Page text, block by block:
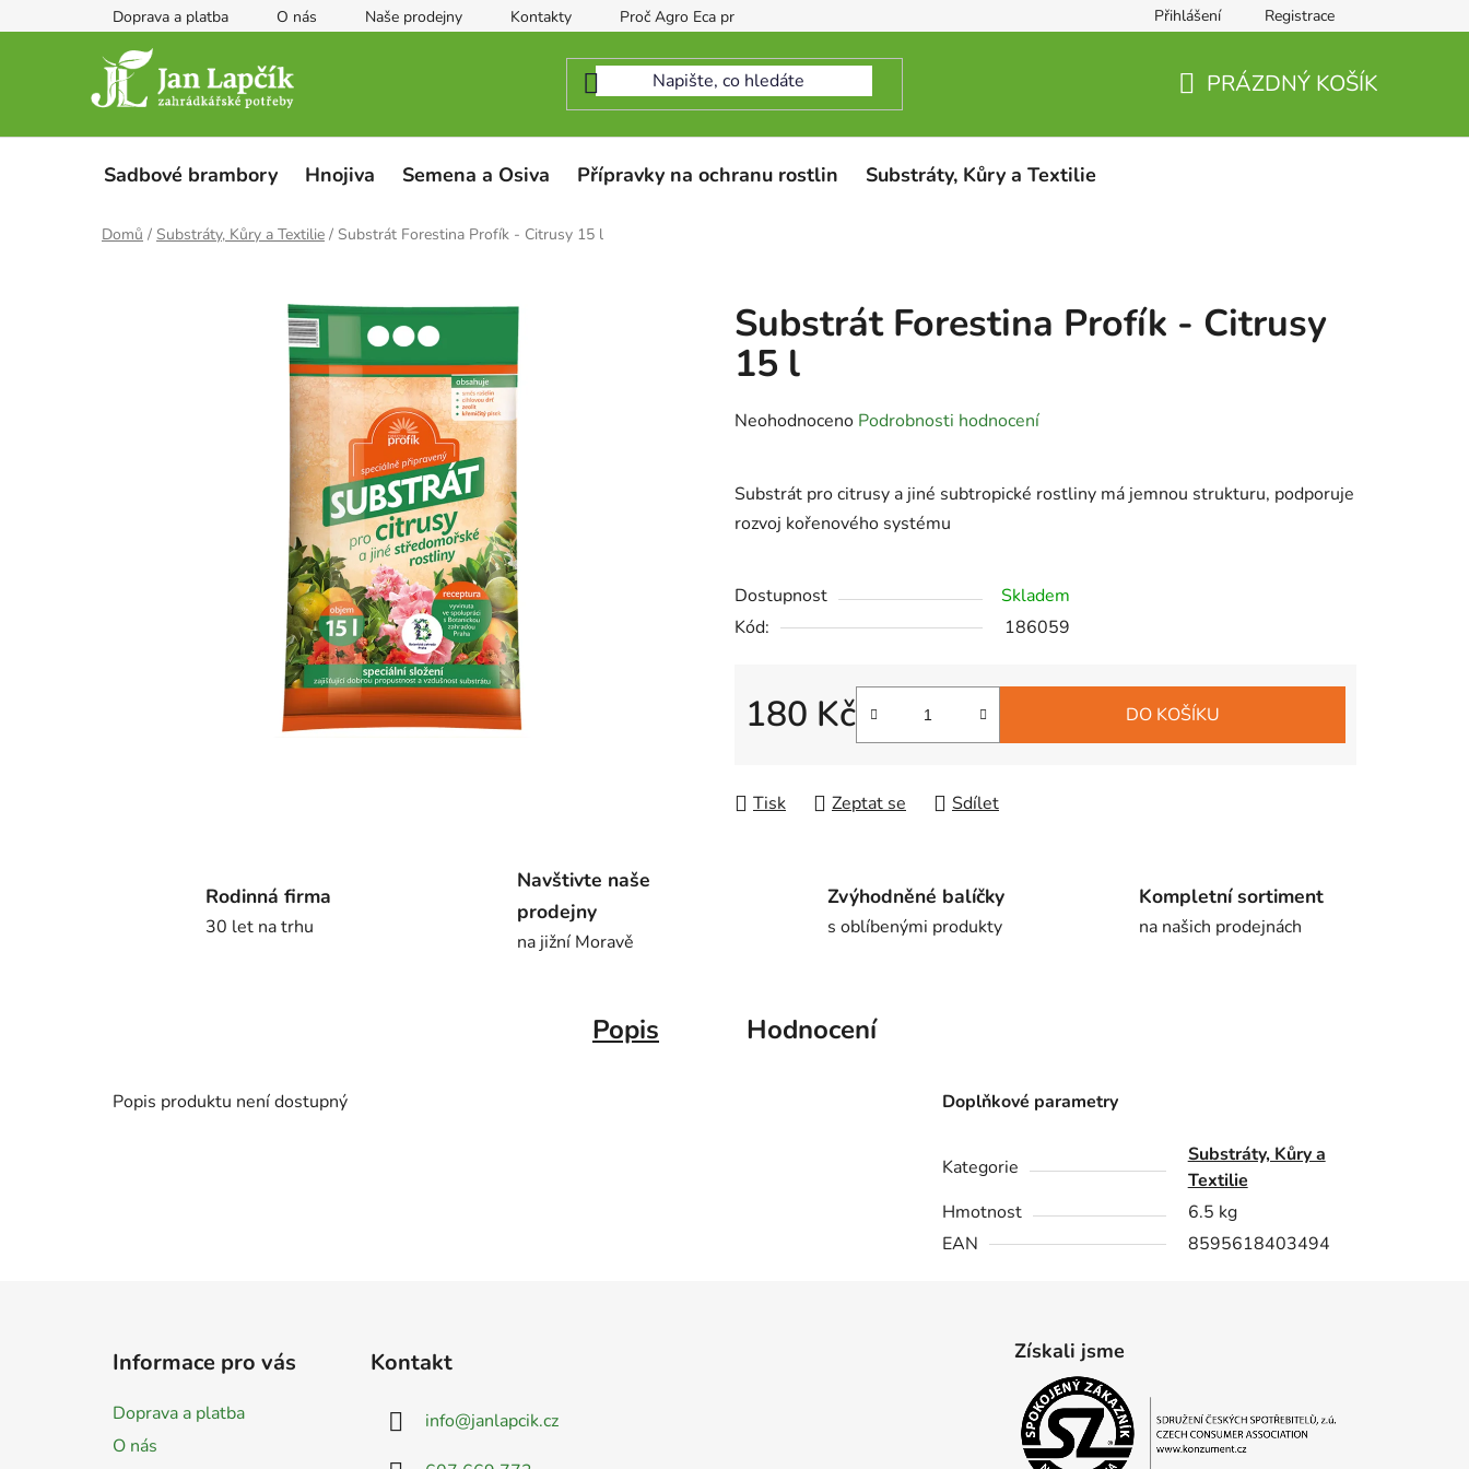
na
Doprava a platba O nás Naše prodejny Kontakty Proč Agro Eca protect Přihlášení Registrace
PRÁZDNÝ KOŠÍK
Sadbové brambory Hnojiva Semena a Osiva Přípravky na ochranu rostlin Substráty, Kůry a Textilie
Domů / Substráty, Kůry a Textilie / Substrát Forestina Profík - Citrusy 15 l
Substrát Forestina Profík - Citrusy
15 l
Průměrné
0,0
5
hvězdiček.
Neohodnoceno Podrobnosti hodnocení
Substrát pro citrusy a jiné subtropické rostliny má jemnou strukturu, podporuje
rozvoj kořenového systému
Dostupnost
Skladem
Kód:
186059
180 Kč DO KOŠÍKU
Tisk Zeptat se Sdílet
Rodinná firma
30 let na trhu
Navštivte naše
prodejny
na jižní Moravě
Zvýhodněné balíčky
s oblíbenými produkty
Kompletní sortiment
na našich prodejnách
Popis Hodnocení
Popis produktu není dostupný Doplňkové parametry
Kategorie
Substráty, Kůry a
Textilie
Hmotnost
6.5 kg
EAN
8595618403494
Informace pro vás
Doprava a platba
O nás
Kontakt
info@janlapcik.cz
Získali jsme